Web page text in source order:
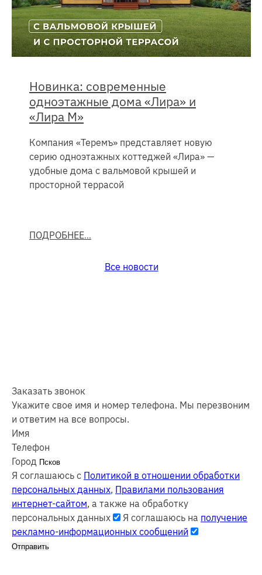
Новинка: современные
одноэтажные дома «Лира» и
«Лира М»
Компания «Теремъ» представляет новую
серию одноэтажных коттеджей «Лира» —
удобные дома с вальмовой крышей и
просторной террасой
ПОДРОБНЕЕ
Все новости
Заказать звонок
Укажите свое имя и номер телефона. Мы перезвоним
и ответим на все вопросы.
Имя
Телефон
Город
Я соглашаюсь с Политикой в отношении обработки
персональных данных, Правилами пользования
интернет-сайтом, а также на обработку
персональных данных
Я соглашаюсь на получение
рекламно-информационных сообщений
Отправить